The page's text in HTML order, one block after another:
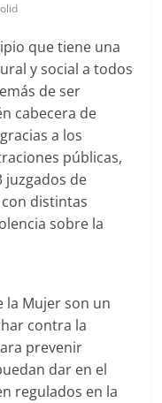
que tiene una
y social a todos
de ser
cabecera de
a los
públicas,
de
distintas
sobre la
la Mujer son un
contra la
prevenir
dar en el
regulados en la